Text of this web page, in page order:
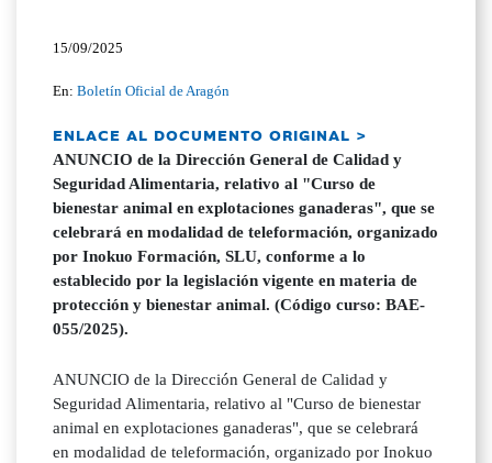
15/09/2025
En:Boletín Oficial de Aragón
ENLACE AL DOCUMENTO ORIGINAL >
ANUNCIO de la Dirección General de Calidad y
Seguridad Alimentaria, relativo al "Curso de
bienestar animal en explotaciones ganaderas", que se
celebrará en modalidad de teleformación, organizado
por Inokuo Formación, SLU, conforme a lo
establecido por la legislación vigente en materia de
protección y bienestar animal. (Código curso: BAE-
055/2025).
ANUNCIO de la Dirección General de Calidad y
Seguridad Alimentaria, relativo al "Curso de bienestar
animal en explotaciones ganaderas", que se celebrará
en modalidad de teleformación, organizado por Inokuo